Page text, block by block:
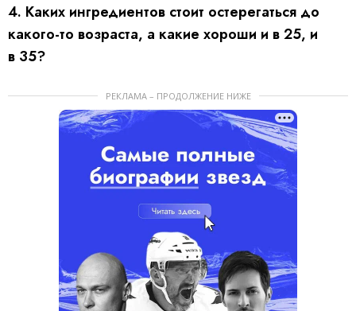
4. Каких ингредиентов стоит остерегаться до
какого-то возраста, а какие хороши и в 25, и
в 35?
РЕКЛАМА – ПРОДОЛЖЕНИЕ НИЖЕ